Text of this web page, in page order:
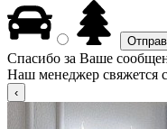
Спасибо за Ваше
Наш менеджер свяжется